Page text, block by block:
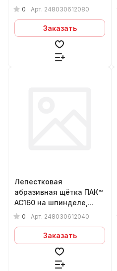
Ø80х30х6мм, Р80
0 Арт. 248030612080
Заказать
Лепестковая
абразивная щётка ПАК™
AC160 на шпинделе,
Ø80х30х6мм, Р40
0 Арт. 248030612040
Заказать